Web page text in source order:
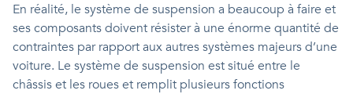
En réalité, le système de suspension a beaucoup à faire et
ses composants doivent résister à une énorme quantité de
contraintes par rapport aux autres systèmes majeurs d’une
voiture. Le système de suspension est situé entre le
châssis et les roues et remplit plusieurs fonctions